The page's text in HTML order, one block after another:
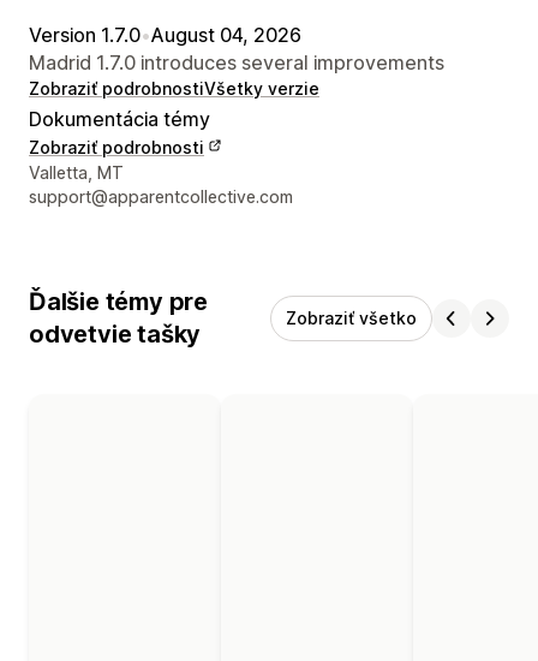
Version 1.7.0•August 04, 2026
Madrid 1.7.0 introduces several improvements
Zobraziť podrobnostiVšetky verzie
Dokumentácia témy
Zobraziť podrobnosti
Kontaktné údaje vývojára
Valletta, MT
support@apparentcollective.com
Ďalšie témy pre
odvetvie tašky
Zobraziť všetko